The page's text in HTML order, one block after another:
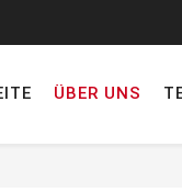
ÜBER UNS